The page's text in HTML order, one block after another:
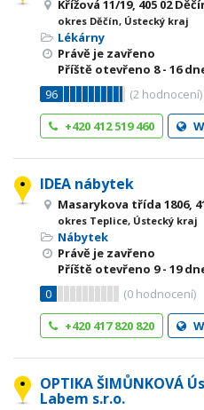
Křížová 11/19, 405 02
okres Děčín, Ústecký kraj
Lékárny
Právě je zavřeno
Příště otevřeno 8 - 16
96
(2 hodnocení)
+420 412 519 460
IDEA nábytek
Masarykova třída 1806,
okres Teplice, Ústecký kraj
Nábytek
Právě je zavřeno
Příště otevřeno 9 - 19
0
(0 hodnocení)
+420 417 820 820
OPTIKA ŠIMŮNKOVÁ
Labem s.r.o.